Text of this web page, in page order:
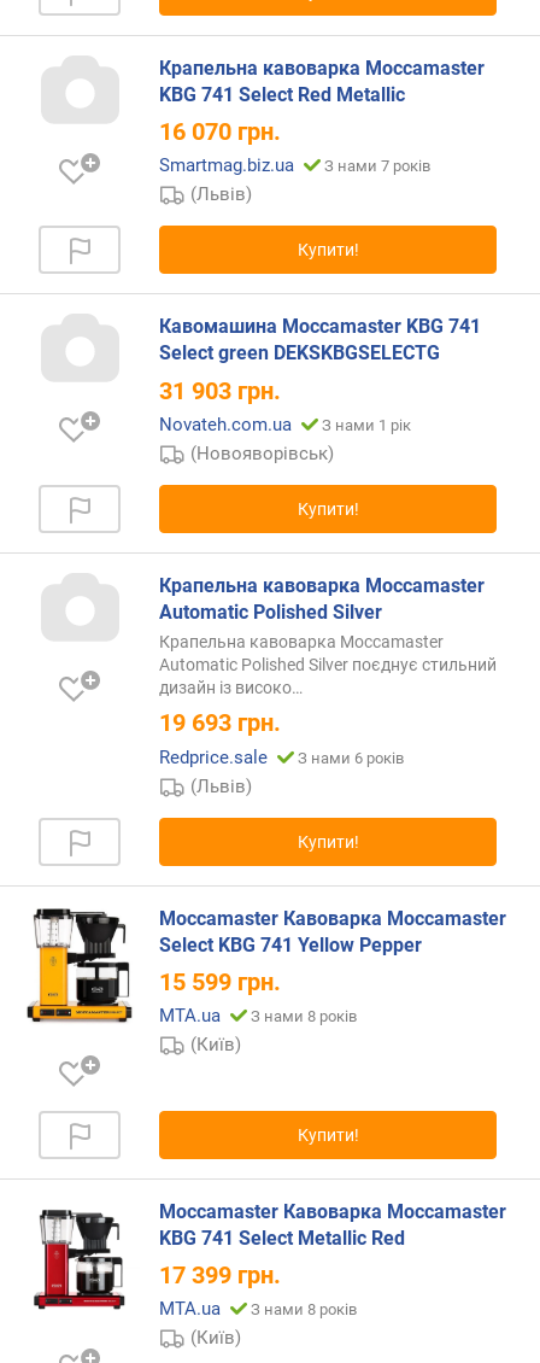
в
к
о
т
а
у
в
н
м
р
а
р
з
е
р
в
у
р
в
д
и
л
Крапельна кавоварка Moccamaster
KBG 741 Select Red Metallic
16 070 грн.
Smartmag.biz.ua З нами 7 років
(Львів)
Купити!
Кавомашина Moccamaster KBG 741
Select green DEKSKBGSELECTG
31 903 грн.
Novateh.com.ua З нами 1 рік
(Новояворівськ)
Купити!
Крапельна кавоварка Moccamaster
Automatic Polished Silver
Крапельна кавоварка Moccamaster
Automatic Polished Silver поєднує стильний
дизайн із високо…
19 693 грн.
Redprice.sale З нами 6 років
(Львів)
Купити!
Moccamaster Кавоварка Moccamaster
Select KBG 741 Yellow Pepper
15 599 грн.
MTA.ua З нами 8 років
(Київ)
Купити!
Moccamaster Кавоварка Moccamaster
KBG 741 Select Metallic Red
17 399 грн.
MTA.ua З нами 8 років
(Київ)